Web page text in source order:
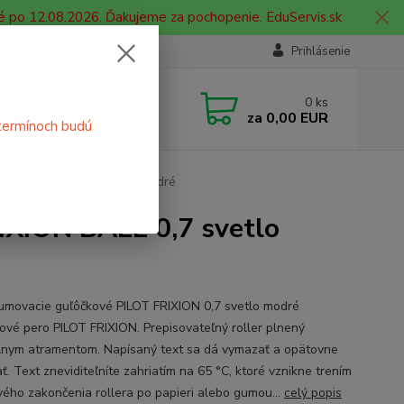
12.08.2026. Ďakujeme za pochopenie. EduServis.sk
Prihlásenie
od 9:00 hod. - 16:00 hod.
0 ks
za 0,00 EUR
BALL 0,7 svetlo modré
BALL 0,7 svetlo
guľôčkové PILOT FRIXION 0,7 svetlo modré
pero PILOT FRIXION. Prepisovateľný roller plnený
atramentom. Napísaný text sa dá vymazať a opätovne
Text zneviditeľníte zahriatím na 65 °C, ktoré vznikne trením
zakončenia rollera po papieri alebo gumou... celý popis
budú